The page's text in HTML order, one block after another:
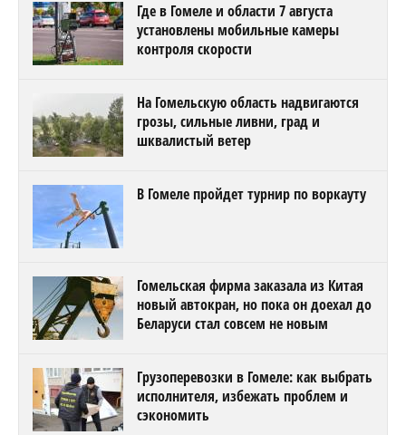
Где в Гомеле и области 7 августа
установлены мобильные камеры
контроля скорости
На Гомельскую область надвигаются
грозы, сильные ливни, град и
шквалистый ветер
В Гомеле пройдет турнир по воркауту
Гомельская фирма заказала из Китая
новый автокран, но пока он доехал до
Беларуси стал совсем не новым
Грузоперевозки в Гомеле: как выбрать
исполнителя, избежать проблем и
сэкономить